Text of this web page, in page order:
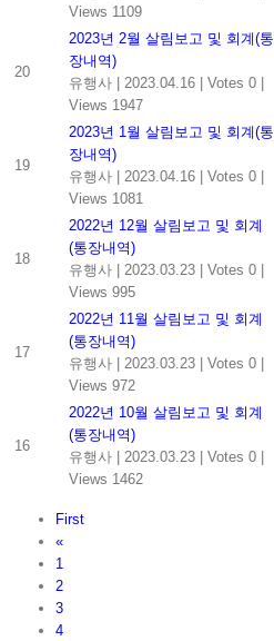
Views 1109
20
2023년 2월 살림보고 및 회계(통
장내역)
유행사
2023.04.16 Votes 0
Views 1947
19
2023년 1월 살림보고 및 회계(통
장내역)
유행사
2023.04.16 Votes 0
Views 1081
18
2022년 12월 살림보고 및 회계
(통장내역)
유행사
2023.03.23 Votes 0
Views 995
17
2022년 11월 살림보고 및 회계
(통장내역)
유행사
2023.03.23 Votes 0
Views 972
16
2022년 10월 살림보고 및 회계
(통장내역)
유행사
2023.03.23 Votes 0
Views 1462
First
«
1
2
3
4